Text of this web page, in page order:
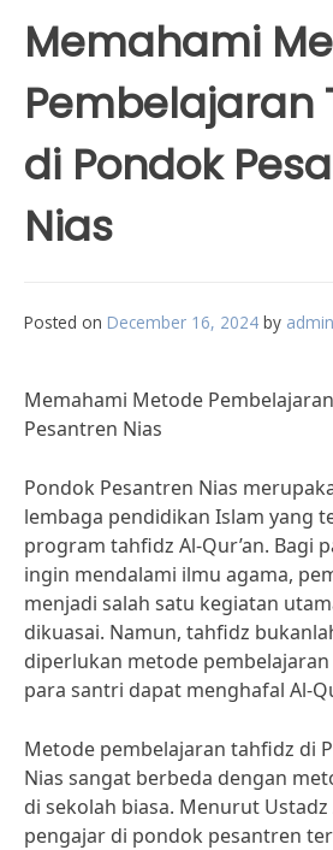
Memahami
Pembelajaran
di Pondok
Nias
Posted on December 16, 2024 by admin
Memahami Metode
Pesantren Nias
Pondok Pesantren Nias
lembaga pendidikan Islam yang
program tahfidz Al-Qur’an. Bagi
ingin mendalami ilmu agama,
menjadi salah satu kegiatan
dikuasai. Namun, tahfidz
diperlukan metode
para santri dapat menghafal Al-
Metode pembelajaran tahfidz di
Nias sangat berbeda dengan
di sekolah biasa. Menurut
pengajar di pondok pesantren